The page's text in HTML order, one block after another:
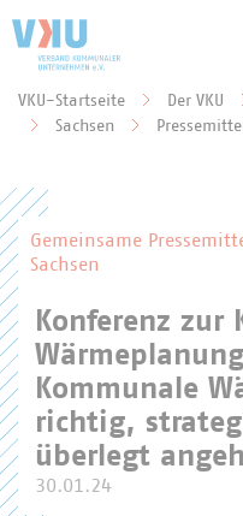
Sie befinden sich hier:
VKU-Startseite Der VKU
Sachsen
Gemeinsame
Sachsen
Konferenz zur
Kommunale
richtig,
überlegt
30.01.24